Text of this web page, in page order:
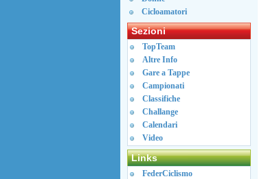
Cicloamatori
Sezioni
TopTeam
Altre Info
Gare a Tappe
Campionati
Classifiche
Challange
Calendari
Video
Links
FederCiclismo